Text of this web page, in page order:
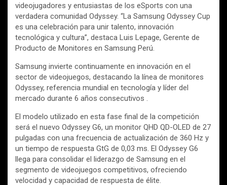
videojugadores y entusiastas de los eSports con una
verdadera comunidad Odyssey. “La Samsung Odyssey Cup
es una celebración para unir talento, innovación
tecnológica y cultura”, destaca Luis Lepage, Gerente de
Producto de Monitores en Samsung Perú.
Samsung invierte continuamente en innovación en el
sector de videojuegos, destacando la línea de monitores
Odyssey, referencia mundial en tecnología y líder del
mercado durante 6 años consecutivos .
El modelo utilizado en esta fase final de la competición
será el nuevo Odyssey G6, un monitor QHD QD-OLED de 27
pulgadas con una frecuencia de actualización de 360 Hz y
un tiempo de respuesta GtG de 0,03 ms. El Odyssey G6
llega para consolidar el liderazgo de Samsung en el
segmento de videojuegos competitivos, ofreciendo
velocidad y capacidad de respuesta de élite.